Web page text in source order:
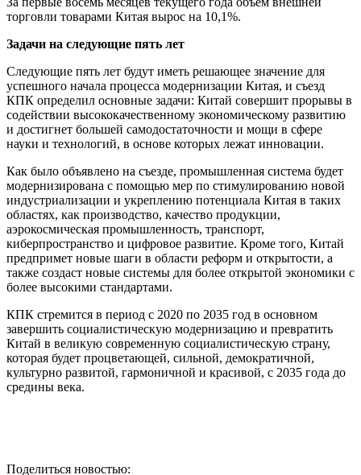
торговли товарами Китая вырос на 10,1%.
Задачи на следующие пять лет
Следующие пять лет будут иметь решающее значение для
успешного начала процесса модернизации Китая, и съезд
КПК определил основные задачи: Китай совершит прорывы в
содействии высококачественному экономическому развитию
и достигнет большей самодостаточности и мощи в сфере
науки и технологий, в основе которых лежат инновации.
Как было объявлено на съезде, промышленная система будет
модернизирована с помощью мер по стимулированию новой
индустриализации и укреплению потенциала Китая в таких
областях, как производство, качество продукции,
аэрокосмическая промышленность, транспорт,
киберпространство и цифровое развитие. Кроме того, Китай
предпримет новые шаги в области реформ и открытости, а
также создаст новые системы для более открытой экономики с
более высокими стандартами.
КПК стремится в период с 2020 по 2035 год в основном
завершить социалистическую модернизацию и превратить
Китай в великую современную социалистическую страну,
которая будет процветающей, сильной, демократичной,
культурно развитой, гармоничной и красивой, с 2035 года до
средины века.
Поделиться новостью: